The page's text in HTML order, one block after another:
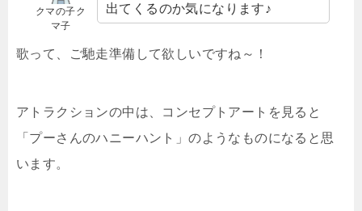
クマの子ク
マ子
出てくるのか気になります♪
歌って、ご馳走準備して欲しいですね～！
アトラクションの中は、コンセプトアートを見ると
「プーさんのハニーハント」のようなものになると思
います。